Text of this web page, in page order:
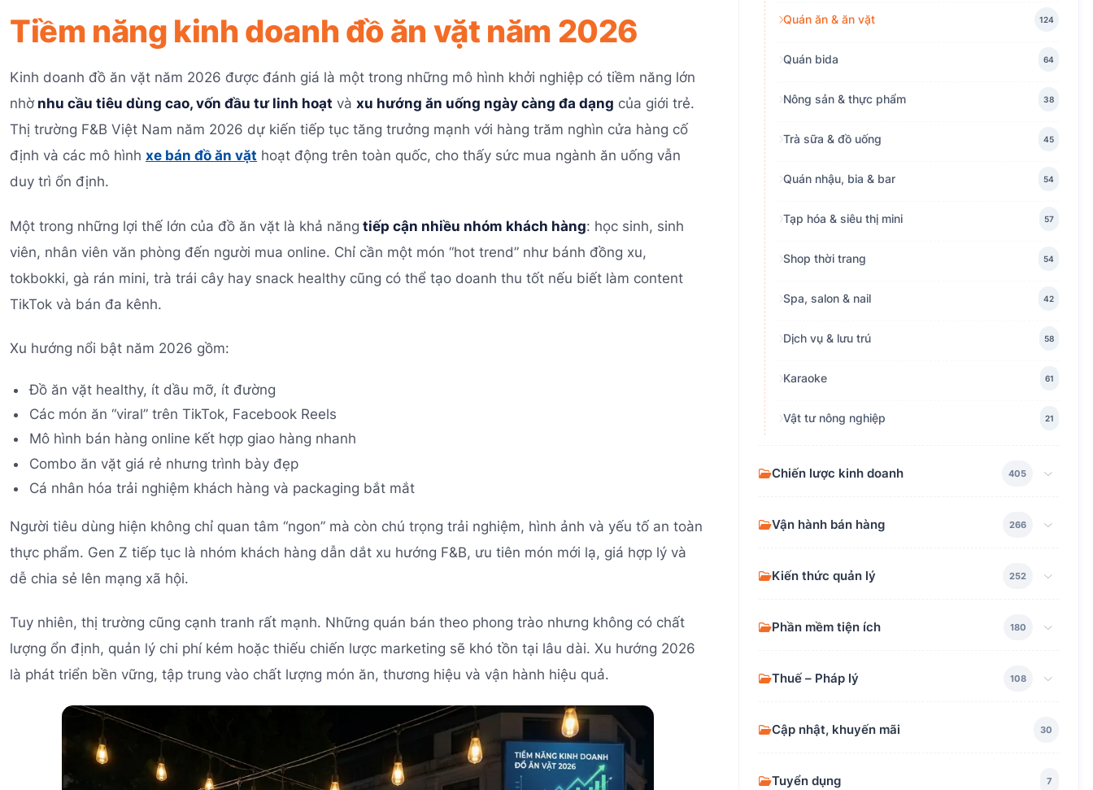
Tiềm năng kinh doanh đồ ăn vặt năm 2026
Kinh doanh đồ ăn vặt năm 2026 được đánh giá là một trong những mô hình khởi nghiệp có tiềm năng lớn
nhờ nhu cầu tiêu dùng cao, vốn đầu tư linh hoạt và xu hướng ăn uống ngày càng đa dạng của giới trẻ.
Thị trường F&B Việt Nam năm 2026 dự kiến tiếp tục tăng trưởng mạnh với hàng trăm nghìn cửa hàng cố
định và các mô hình xe bán đồ ăn vặt hoạt động trên toàn quốc, cho thấy sức mua ngành ăn uống vẫn
duy trì ổn định.
Một trong những lợi thế lớn của đồ ăn vặt là khả năng tiếp cận nhiều nhóm khách hàng: học sinh, sinh
viên, nhân viên văn phòng đến người mua online. Chỉ cần một món “hot trend” như bánh đồng xu,
tokbokki, gà rán mini, trà trái cây hay snack healthy cũng có thể tạo doanh thu tốt nếu biết làm content
TikTok và bán đa kênh.
Xu hướng nổi bật năm 2026 gồm:
Đồ ăn vặt healthy, ít dầu mỡ, ít đường
Các món ăn “viral” trên TikTok, Facebook Reels
Mô hình bán hàng online kết hợp giao hàng nhanh
Combo ăn vặt giá rẻ nhưng trình bày đẹp
Cá nhân hóa trải nghiệm khách hàng và packaging bắt mắt
Người tiêu dùng hiện không chỉ quan tâm “ngon” mà còn chú trọng trải nghiệm, hình ảnh và yếu tố an toàn
thực phẩm. Gen Z tiếp tục là nhóm khách hàng dẫn dắt xu hướng F&B, ưu tiên món mới lạ, giá hợp lý và
dễ chia sẻ lên mạng xã hội.
Tuy nhiên, thị trường cũng cạnh tranh rất mạnh. Những quán bán theo phong trào nhưng không có chất
lượng ổn định, quản lý chi phí kém hoặc thiếu chiến lược marketing sẽ khó tồn tại lâu dài. Xu hướng 2026
là phát triển bền vững, tập trung vào chất lượng món ăn, thương hiệu và vận hành hiệu quả.
Quán ăn & ăn vặt 124
Quán bida 64
Nông sản & thực phẩm 38
Trà sữa & đồ uống 45
Quán nhậu, bia & bar 54
Tạp hóa & siêu thị mini 57
Shop thời trang 54
Spa, salon & nail 42
Dịch vụ & lưu trú 58
Karaoke 61
Vật tư nông nghiệp 21
Chiến lược kinh doanh 405
Vận hành bán hàng 266
Kiến thức quản lý 252
Phần mềm tiện ích 180
Thuế – Pháp lý 108
Cập nhật, khuyến mãi 30
Tuyển dụng 7